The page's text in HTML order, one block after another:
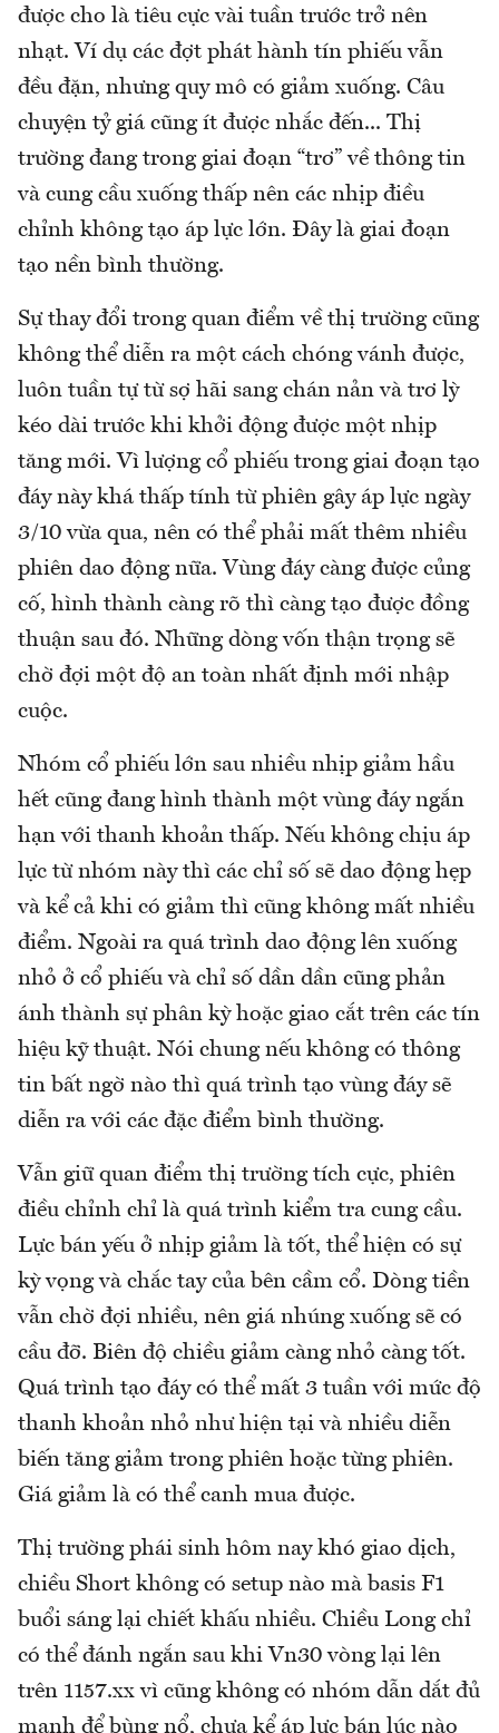
được cho là tiêu cực vài tuần trước trở nên
nhạt. Ví dụ các đợt phát hành tín phiếu vẫn
đều đặn, nhưng quy mô có giảm xuống. Câu
chuyện tỷ giá cũng ít được nhắc đến... Thị
trường đang trong giai đoạn “trơ” về thông tin
và cung cầu xuống thấp nên các nhịp điều
chỉnh không tạo áp lực lớn. Đây là giai đoạn
tạo nền bình thường.
Sự thay đổi trong quan điểm về thị trường cũng
không thể diễn ra một cách chóng vánh được,
luôn tuần tự từ sợ hãi sang chán nản và trơ lỳ
kéo dài trước khi khởi động được một nhịp
tăng mới. Vì lượng cổ phiếu trong giai đoạn tạo
đáy này khá thấp tính từ phiên gây áp lực ngày
3/10 vừa qua, nên có thể phải mất thêm nhiều
phiên dao động nữa. Vùng đáy càng được củng
cố, hình thành càng rõ thì càng tạo được đồng
thuận sau đó. Những dòng vốn thận trọng sẽ
chờ đợi một độ an toàn nhất định mới nhập
cuộc.
Nhóm cổ phiếu lớn sau nhiều nhịp giảm hầu
hết cũng đang hình thành một vùng đáy ngắn
hạn với thanh khoản thấp. Nếu không chịu áp
lực từ nhóm này thì các chỉ số sẽ dao động hẹp
và kể cả khi có giảm thì cũng không mất nhiều
điểm. Ngoài ra quá trình dao động lên xuống
nhỏ ở cổ phiếu và chỉ số dần dần cũng phản
ánh thành sự phân kỳ hoặc giao cắt trên các tín
hiệu kỹ thuật. Nói chung nếu không có thông
tin bất ngờ nào thì quá trình tạo vùng đáy sẽ
diễn ra với các đặc điểm bình thường.
Vẫn giữ quan điểm thị trường tích cực, phiên
điều chỉnh chỉ là quá trình kiểm tra cung cầu.
Lực bán yếu ở nhịp giảm là tốt, thể hiện có sự
kỳ vọng và chắc tay của bên cầm cổ. Dòng tiền
vẫn chờ đợi nhiều, nên giá nhúng xuống sẽ có
cầu đỡ. Biên độ chiều giảm càng nhỏ càng tốt.
Quá trình tạo đáy có thể mất 3 tuần với mức độ
thanh khoản nhỏ như hiện tại và nhiều diễn
biến tăng giảm trong phiên hoặc từng phiên.
Giá giảm là có thể canh mua được.
Thị trường phái sinh hôm nay khó giao dịch,
chiều Short không có setup nào mà basis F1
buổi sáng lại chiết khấu nhiều. Chiều Long chỉ
có thể đánh ngắn sau khi Vn30 vòng lại lên
trên 1157.xx vì cũng không có nhóm dẫn dắt đủ
mạnh để bùng nổ, chưa kể áp lực bán lúc nào